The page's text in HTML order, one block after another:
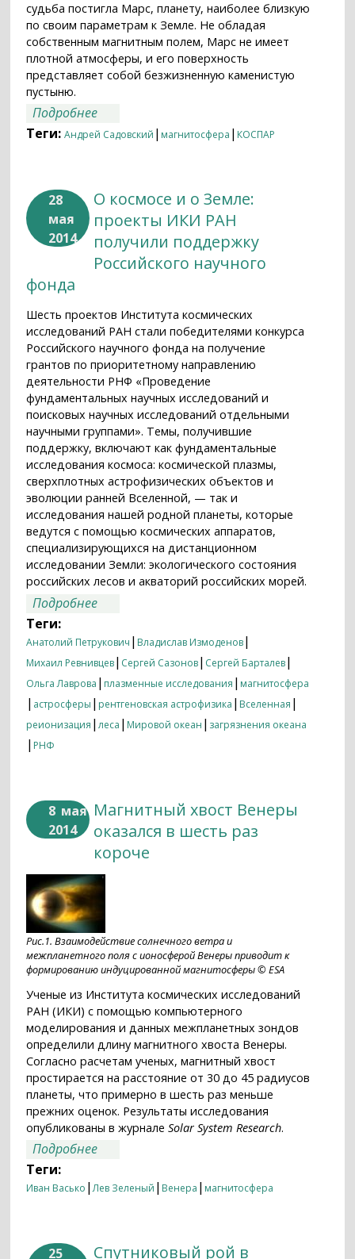
судьба постигла Марс, планету, наиболее близкую
по своим параметрам к Земле. Не обладая
собственным магнитным полем, Марс не имеет
плотной атмосферы, и его поверхность
представляет собой безжизненную каменистую
пустыню.
Подробнее
Теги:Андрей Садовский | магнитосфера | КОСПАР
28
мая
2014
О космосе и о Земле:
проекты ИКИ РАН
получили поддержку
Российского научного
фонда
Шесть проектов Института космических
исследований РАН стали победителями конкурса
Российского научного фонда на получение
грантов по приоритетному направлению
деятельности РНФ «Проведение
фундаментальных научных исследований и
поисковых научных исследований отдельными
научными группами». Темы, получившие
поддержку, включают как фундаментальные
исследования космоса: космической плазмы,
сверхплотных астрофизических объектов и
эволюции ранней Вселенной, — так и
исследования нашей родной планеты, которые
ведутся с помощью космических аппаратов,
специализирующихся на дистанционном
исследовании Земли: экологического состояния
российских лесов и акваторий российских морей.
Подробнее
научного фонда
Теги:
Анатолий Петрукович | Владислав Измоденов|
Михаил Ревнивцев| Сергей Сазонов| Сергей Барталев|
Ольга Лаврова | плазменные исследования | магнитосфера
| астросферы | рентгеновская астрофизика | Вселенная |
реионизация |леса | Мировой океан | загрязнения океана
| РНФ
8 мая
2014
Магнитный хвост Венеры
оказался в шесть раз
короче
Рис.1. Взаимодействие солнечного ветра и
межпланетного поля с ионосферой Венеры приводит к
формированию индуцированной магнитосферы © ESA
Ученые из Института космических исследований
РАН (ИКИ) с помощью компьютерного
моделирования и данных межпланетных зондов
определили длину магнитного хвоста Венеры.
Согласно расчетам ученых, магнитный хвост
простирается на расстояние от 30 до 45 радиусов
планеты, что примерно в шесть раз меньше
прежних оценок. Результаты исследования
опубликованы в журналеSolar System Research.
Подробнее
Теги:
Иван Васько |Лев Зеленый | Венера | магнитосфера
25
Спутниковый рой в